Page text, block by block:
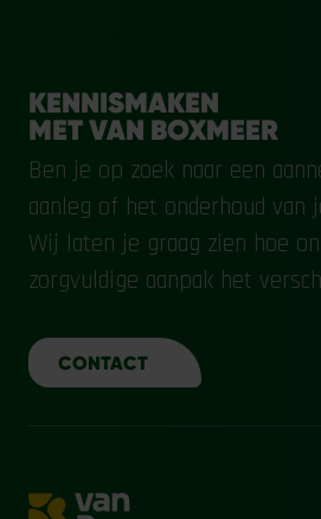
KENNISMAKEN
MET VAN BOXMEER
Ben je op zoek naar een
aanleg of het onderhoud
Wij laten je graag zien hoe
zorgvuldige aanpak het
CONTACT